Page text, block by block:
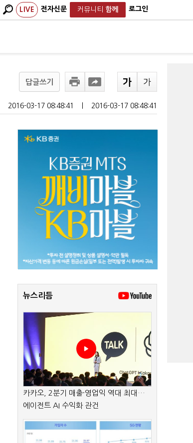
LIVE 전자신문 커뮤니티 함께 로그인
답글쓰기
2016-03-17 08:48:41 2016-03-17 08:48:41
뉴스리듬
카카오, 2분기 매출·영업익 역대 최대…
에이전트 AI 수익화 관건